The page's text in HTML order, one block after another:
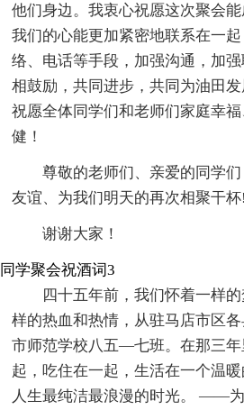
他们身边。我衷心祝愿这次聚会能
我们的心能更加紧密地联系在一
络、电话等手段，加强沟通，加
相鼓励，共同进步，共同为油田
祝愿全体同学们和老师们家庭幸
健！
尊敬的老师们、亲爱的同学
友谊、为我们明天的再次相聚干杯!
谢谢大家！
同学聚会祝酒词3
四十五年前，我们怀着一样
样的热血和热情，从驻马店市区
市师范学校八五—七班。在那三
起，吃住在一起，生活在一个温
人生最纯洁最浪漫的时光。 ――